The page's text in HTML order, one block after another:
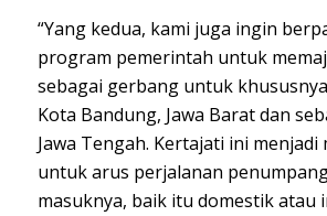
“Yang kedua, kami juga ingin
program pemerintah untuk
sebagai gerbang untuk
Kota Bandung, Jawa Barat dan
Jawa Tengah. Kertajati ini menjadi
untuk arus perjalanan
masuknya, baik itu domestik atau